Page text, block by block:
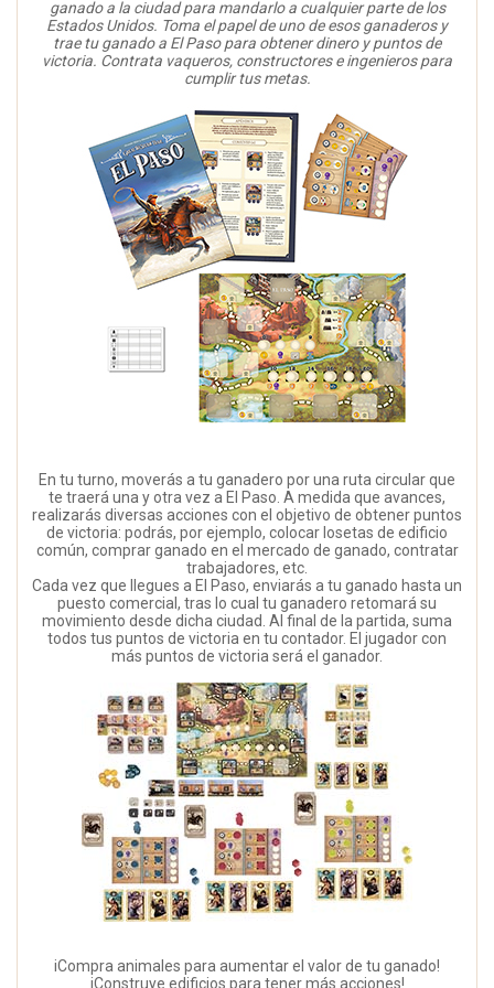
ganado a la ciudad para mandarlo a cualquier parte de los
Estados Unidos. Toma el papel de uno de esos ganaderos y
trae tu ganado a El Paso para obtener dinero y puntos de
victoria. Contrata vaqueros, constructores e ingenieros para
cumplir tus metas.
En tu turno, moverás a tu ganadero por una ruta circular que
te traerá una y otra vez a El Paso. A medida que avances,
realizarás diversas acciones con el objetivo de obtener puntos
de victoria: podrás, por ejemplo, colocar losetas de edificio
común, comprar ganado en el mercado de ganado, contratar
trabajadores, etc.
Cada vez que llegues a El Paso, enviarás a tu ganado hasta un
puesto comercial, tras lo cual tu ganadero retomará su
movimiento desde dicha ciudad. Al final de la partida, suma
todos tus puntos de victoria en tu contador. El jugador con
más puntos de victoria será el ganador.
iCompra animales para aumentar el valor de tu ganado!
iConstruye edificios para tener más acciones!